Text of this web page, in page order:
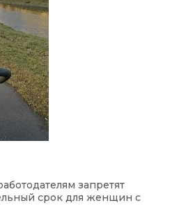
запретят
срок для женщин с